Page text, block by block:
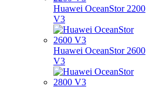
Huawei OceanStor 2200
V3
Huawei OceanStor 2600
V3